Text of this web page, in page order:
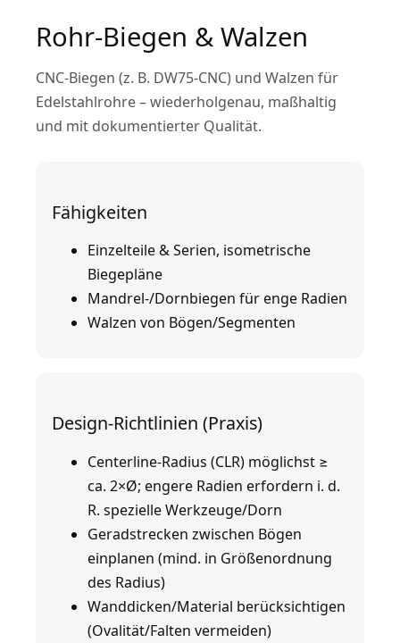
Rohr-Biegen & Walzen
CNC-Biegen (z. B. DW75-CNC) und Walzen für
Edelstahlrohre – wiederholgenau, maßhaltig
und mit dokumentierter Qualität.
Fähigkeiten
Einzelteile & Serien, isometrische
Biegepläne
Mandrel-/Dornbiegen für enge Radien
Walzen von Bögen/Segmenten
Design-Richtlinien (Praxis)
Centerline-Radius (CLR) möglichst ≥
ca. 2×Ø; engere Radien erfordern i. d.
R. spezielle Werkzeuge/Dorn
Geradstrecken zwischen Bögen
einplanen (mind. in Größenordnung
des Radius)
Wanddicken/Material berücksichtigen
(Ovalität/Falten vermeiden)